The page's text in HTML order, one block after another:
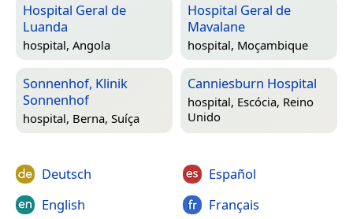
Hospital Geral de
Luanda
hospital, Angola
Hospital Geral de
Mavalane
hospital, Moçambique
Sonnenhof, Klinik
Sonnenhof
hospital, Berna, Suíça
Canniesburn Hospital
hospital, Escócia, Reino
Unido
Deutsch
English
Español
Français